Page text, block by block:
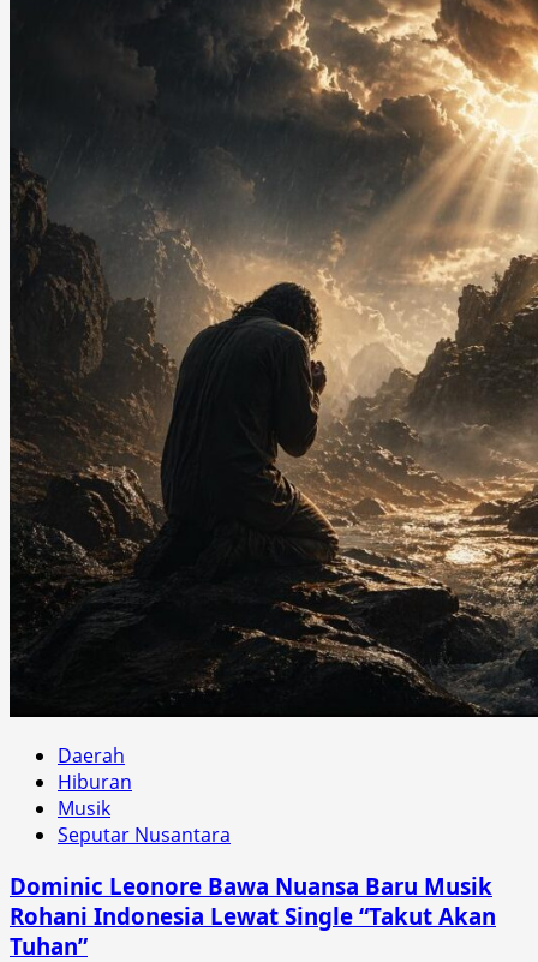
Daerah
Hiburan
Musik
Seputar Nusantara
Dominic Leonore Bawa Nuansa Baru Musik
Rohani Indonesia Lewat Single “Takut Akan
Tuhan”